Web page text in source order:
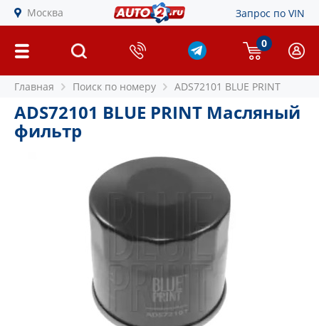
Москва Запрос по VIN
0
Главная Поиск по номеру ADS72101 BLUE PRINT
ADS72101 BLUE PRINT Масляный
фильтр